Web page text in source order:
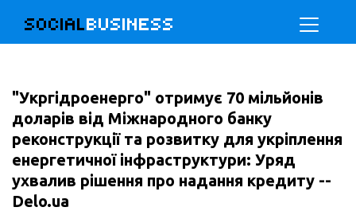
SOCIALBUSINESS
"Укргідроенерго" отримує 70 мільйонів
доларів від Міжнародного банку
реконструкції та розвитку для укріплення
енергетичної інфраструктури: Уряд
ухвалив рішення про надання кредиту --
Delo.ua